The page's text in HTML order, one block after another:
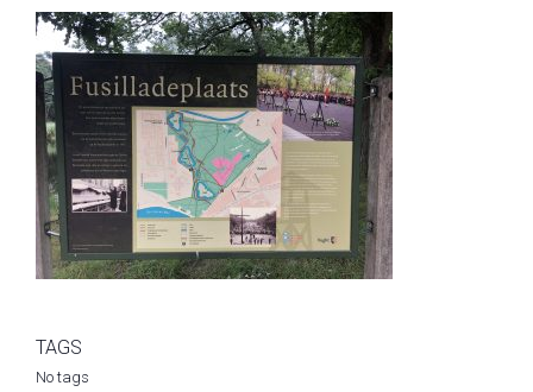
TAGS
No tags